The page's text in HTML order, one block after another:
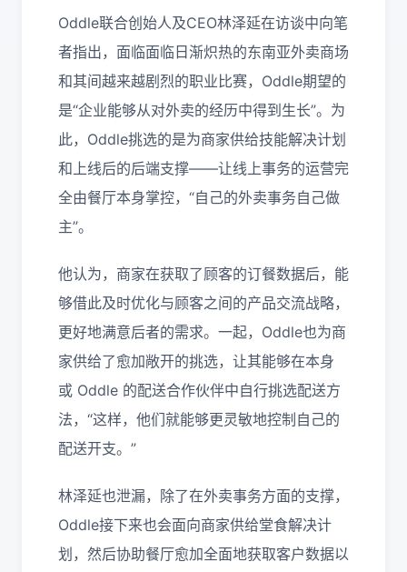
Oddle联合创始人及CEO林泽延在访谈中向笔
者指出，面临面临日渐炽热的东南亚外卖商场
和其间越来越剧烈的职业比赛， Oddle期望的
是“企业能够从对外卖的经历中得到生长”。为
此， Oddle挑选的是为商家供给技能解决计划
和上线后的后端支撑——让线上事务的运营完
全由餐厅本身掌控，“自己的外卖事务自己做
主”。
他认为，商家在获取了顾客的订餐数据后，能
够借此及时优化与顾客之间的产品交流战略，
更好地满意后者的需求。一起， Oddle也为商
家供给了愈加敞开的挑选，让其能够在本身
或 Oddle 的配送合作伙伴中自行挑选配送方
法，“这样，他们就能够更灵敏地控制自己的
配送开支。”
林泽延也泄漏，除了在外卖事务方面的支撑，
Oddle接下来也会面向商家供给堂食解决计
划，然后协助餐厅愈加全面地获取客户数据以